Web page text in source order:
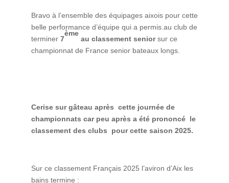
Bravo à l’ensemble des équipages aixois pour cette
belle performance d’équipe qui a permis.au club de
terminer 7
ème
au classement seniorsur ce
championnat de France senior bateaux longs.
Cerise sur gâteau après cette journée de
championnats car peu après a été prononcé le
classement des clubs pour cette saison 2025.
Sur ce classement Français 2025 l’aviron d’Aix les
bains termine :